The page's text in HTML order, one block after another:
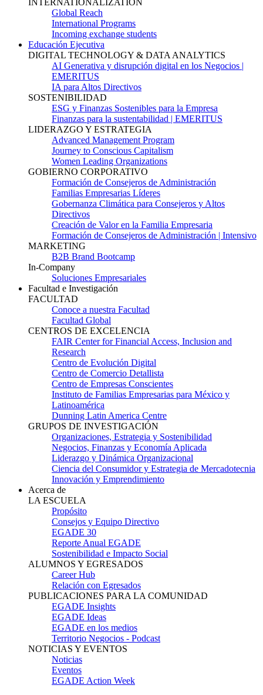
INTERNATIONALIZATION
Global Reach
International Programs
Incoming exchange students
Educación Ejecutiva
DIGITAL TECHNOLOGY & DATA ANALYTICS
AI Generativa y disrupción digital en los Negocios |
EMERITUS
IA para Altos Directivos
SOSTENIBILIDAD
ESG y Finanzas Sostenibles para la Empresa
Finanzas para la sustentabilidad | EMERITUS
LIDERAZGO Y ESTRATEGIA
Advanced Management Program
Journey to Conscious Capitalism
Women Leading Organizations
GOBIERNO CORPORATIVO
Formación de Consejeros de Administración
Familias Empresarias Líderes
Gobernanza Climática para Consejeros y Altos
Directivos
Creación de Valor en la Familia Empresaria
Formación de Consejeros de Administración | Intensivo
MARKETING
B2B Brand Bootcamp
In-Company
Soluciones Empresariales
Facultad e Investigación
FACULTAD
Conoce a nuestra Facultad
Facultad Global
CENTROS DE EXCELENCIA
FAIR Center for Financial Access, Inclusion and
Research
Centro de Evolución Digital
Centro de Comercio Detallista
Centro de Empresas Conscientes
Instituto de Familias Empresarias para México y
Latinoamérica
Dunning Latin America Centre
GRUPOS DE INVESTIGACIÓN
Organizaciones, Estrategia y Sostenibilidad
Negocios, Finanzas y Economía Aplicada
Liderazgo y Dinámica Organizacional
Ciencia del Consumidor y Estrategia de Mercadotecnia
Innovación y Emprendimiento
Acerca de
LA ESCUELA
Propósito
Consejos y Equipo Directivo
EGADE 30
Reporte Anual EGADE
Sostenibilidad e Impacto Social
ALUMNOS Y EGRESADOS
Career Hub
Relación con Egresados
PUBLICACIONES PARA LA COMUNIDAD
EGADE Insights
EGADE Ideas
EGADE en los medios
Territorio Negocios - Podcast
NOTICIAS Y EVENTOS
Noticias
Eventos
EGADE Action Week